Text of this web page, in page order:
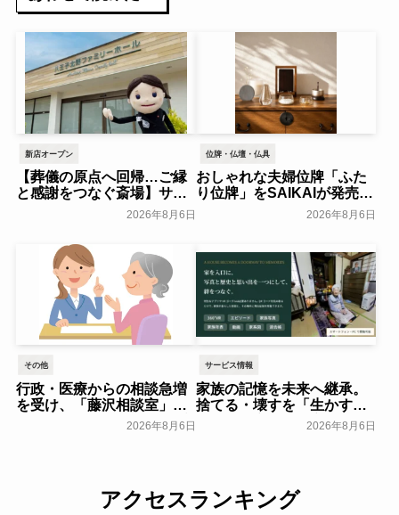
新店オープン
【葬儀の原点へ回帰…ご縁
と感謝をつなぐ斎場】サ
ン・ライフ、「八王子北野
ファミリーホール」を2026
年8月オープン～サン・ライ
フホールディング～
一般公開
2026年8月6日
位牌・仏壇・仏具
おしゃれな夫婦位牌「ふた
り位牌」をSAIKAIが発売～
2026年8月6日
その他
行政・医療からの相談急増
を受け、「藤沢相談室」を
開設～アドバンスライフプ
2026年8月6日
サービス情報
家族の記憶を未来へ継承。
捨てる・壊すを「生かす・
遺す」に変え、核家族化に
ｌｉｎｅ～
一般公開
2026年8月6日
アクセスランキング